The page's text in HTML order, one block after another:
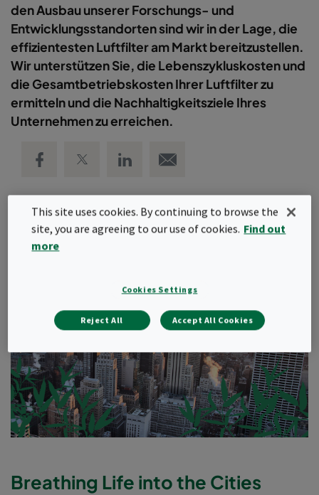
den Ausbau unserer Forschungs- und
Entwicklungsstandorten sind wir in der Lage, die
effizientesten Luftfilter am Markt bereitzustellen.
Wir unterstützen Sie, die Lebenszykluskosten und
die Gesamtbetriebskosten Ihrer Luftfilter zu
ermitteln und die Nachhaltigkeitsziele Ihres
Unternehmen zu erreichen.
Breathing Life into the Cities
This site uses cookies. By continuing to browse the
site, you are agreeing to our use of cookies. Find out
more
Cookies Settings
Reject All Accept All Cookies